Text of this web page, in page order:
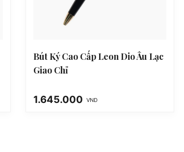
Bút Ký Cao Cấp Leon Dio Âu Lạc
Giao Chỉ
1.645.000 VND